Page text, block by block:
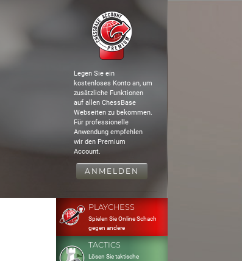
Legen Sie ein
kostenloses Konto an, um
zusätzliche Funktionen
auf allen ChessBase
Webseiten zu bekommen.
Für professionelle
Anwendung empfehlen
wir den Premium
Account.
ANMELDEN
PLAYCHESS
Spielen Sie Online Schach
gegen andere
TACTICS
Lösen Sie taktische